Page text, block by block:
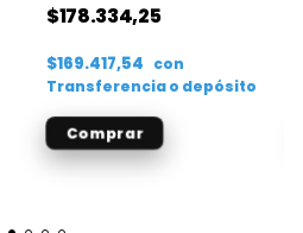
$178.334,25
$169.417,54 con
Transferencia o depósito